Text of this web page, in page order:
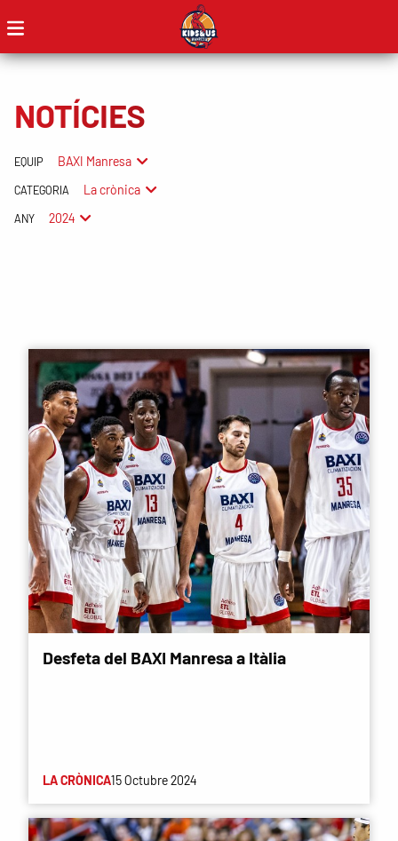
NOTÍCIES
EQUIP BAXI Manresa
CATEGORIA La crònica
ANY 2024
Desfeta del BAXI Manresa a Itàlia
LA CRÒNICA15 Octubre 2024